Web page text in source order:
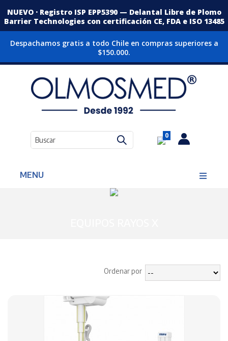
NUEVO · Registro ISP EPP5390 — Delantal Libre de Plomo
Barrier Technologies con certificación CE, FDA e ISO 13485
Despachamos gratis a todo Chile en compras superiores a
$150.000.
0
MENU
Ordenar por